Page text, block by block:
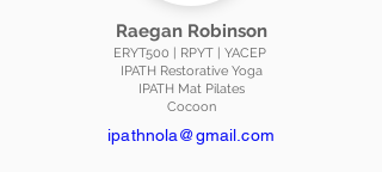
Raegan Robinson
ERYT500 | RPYT | YACEP
IPATH Restorative Yoga
IPATH Mat Pilates
Cocoon
ipathnola@gmail.com